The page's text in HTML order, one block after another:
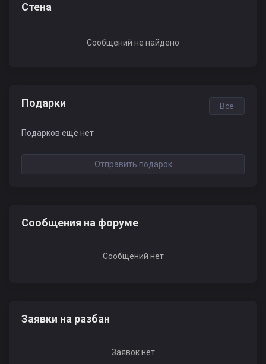
Стена
Сообщений не найдено
Подарки Все
Подарков ещё нет
Отправить подарок
Сообщения на форуме
Сообщений нет
Заявки на разбан
Заявок нет